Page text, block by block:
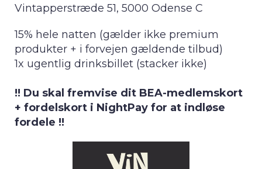
Vintapperstræde 51, 5000 Odense C
15% hele natten (gælder ikke premium
produkter + i forvejen gældende tilbud)
1x ugentlig drinksbillet (stacker ikke)
!! Du skal fremvise dit BEA-medlemskort
+ fordelskort i NightPay for at indløse
fordele !!